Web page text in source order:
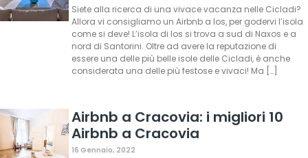
Siete alla ricerca di una vivace vacanza nelle Cicladi?
Allora vi consigliamo un Airbnb a Ios, per godervi l’isola
come si deve! L’isola di Ios si trova a sud di Naxos e a
nord di Santorini. Oltre ad avere la reputazione di
essere una delle più belle isole delle Cicladi, è anche
considerata una delle più festose e vivaci! Ma […]
Airbnb a Cracovia: i migliori 10
Airbnb a Cracovia
16 Gennaio, 2022